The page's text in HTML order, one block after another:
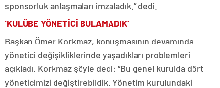
sponsorluk anlaşmaları imzaladık.” dedi.
‘KULÜBE YÖNETİCİ BULAMADIK’
Başkan Ömer Korkmaz, konuşmasının devamında
yönetici değişikliklerinde yaşadıkları problemleri
açıkladı. Korkmaz şöyle dedi: “Bu genel kurulda dört
yöneticimizi değiştirebildik. Yönetim kurulundaki